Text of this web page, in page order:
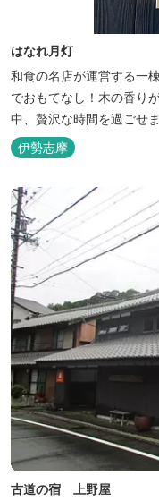
はなれ月灯
和食の名店が運営する一
でおもてなし！木の香り
中、贅沢な時間を過ごせま
伊勢志摩
古道の宿 上野屋